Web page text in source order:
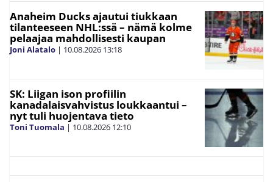
Anaheim Ducks ajautui tiukkaan
tilanteeseen NHL:ssä – nämä kolme
pelaajaa mahdollisesti kaupan
Joni Alatalo | 10.08.2026 13:18
SK: Liigan ison profiilin
kanadalaisvahvistus loukkaantui –
nyt tuli huojentava tieto
Toni Tuomala | 10.08.2026 12:10